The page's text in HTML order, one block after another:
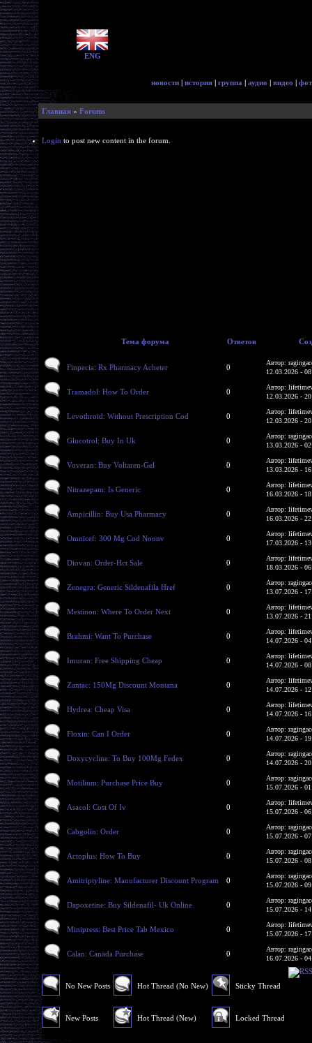
ENG
новости | история | группа | аудио | видео |
Главная » Forums
Login to post new content in the forum.
Тема форума Ответов
Finpecia: Rx Pharmacy Acheter 0
Автор:
12.03.2026 -
Tramadol: How To Order 0
Автор:
12.03.2026 -
Levothroid: Without Prescription Cod 0
Автор:
12.03.2026 -
Glucotrol: Buy In Uk 0
Автор:
13.03.2026 -
Voveran: Buy Voltaren-Gel 0
Автор:
13.03.2026 -
Nitrazepam: Is Generic 0
Автор:
16.03.2026 -
Ampicillin: Buy Usa Pharmacy 0
Автор:
16.03.2026 -
Omnicef: 300 Mg Cod Noonv 0
Автор:
17.03.2026 -
Diovan: Order-Hct Sale 0
Автор:
18.03.2026 -
Zenegra: Generic Sildenafila Href 0
Автор:
13.07.2026 -
Mestinon: Where To Order Next 0
Автор:
13.07.2026 -
Brahmi: Want To Purchase 0
Автор:
14.07.2026 -
Imuran: Free Shipping Cheap 0
Автор:
14.07.2026 -
Zantac: 150Mg Discount Montana 0
Автор:
14.07.2026 -
Hydrea: Cheap Visa 0
Автор:
14.07.2026 -
Floxin: Can I Order 0
Автор:
14.07.2026 -
Doxycycline: To Buy 100Mg Fedex 0
Автор:
14.07.2026 -
Motilium: Purchase Price Buy 0
Автор:
15.07.2026 -
Asacol: Cost Of Iv 0
Автор:
15.07.2026 -
Cabgolin: Order 0
Автор:
15.07.2026 -
Actoplus: How To Buy 0
Автор:
15.07.2026 -
Amitriptyline: Manufacturer Discount Program 0
Автор:
15.07.2026 -
Dapoxetine: Buy Sildenafil- Uk Online 0
Автор:
15.07.2026 -
Minipress: Best Price Tab Mexico 0
Автор:
15.07.2026 -
Calan: Canada Purchase 0
Автор:
16.07.2026 -
No New Posts
New Posts
Hot Thread (No New)
Hot Thread (New)
Sticky Thread
Locked Thread